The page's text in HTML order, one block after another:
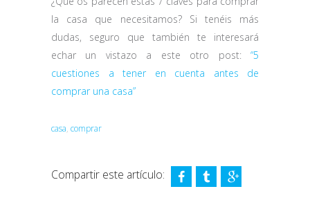
la casa que necesitamos? Si tenéis más
dudas, seguro que también te interesará
echar un vistazo a este otro post: “5
cuestiones a tener en cuenta antes de
comprar una casa”
casa, comprar
Compartir este artículo: